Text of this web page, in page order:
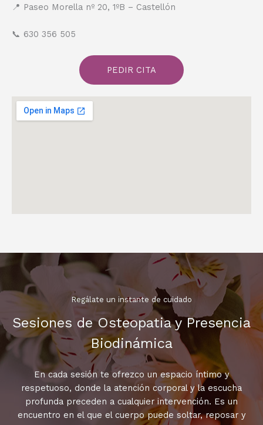
📍 Paseo Morella nº 20, 1ºB – Castellón
📞 630 356 505
PEDIR CITA
Regálate un instante de cuidado
Sesiones de Osteopatia y Presencia
Biodinámica
En cada sesión te ofrezco un espacio íntimo y
respetuoso, donde la atención corporal y la escucha
profunda preceden a cualquier intervención. Es un
encuentro en el que el cuerpo puede soltar, reposar y